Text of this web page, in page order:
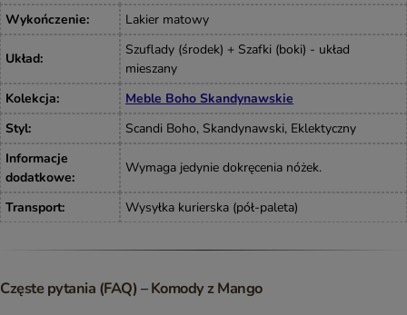
Wykończenie: Lakier matowy
Układ:
Szuflady (środek) + Szafki (boki) - układ
mieszany
Kolekcja:
Meble Boho Skandynawskie
Styl:
Scandi Boho, Skandynawski, Eklektyczny
Informacje
dodatkowe:
Wymaga jedynie dokręcenia nóżek.
Transport: Wysyłka kurierska (pół-paleta)
Częste pytania (FAQ) – Komody z Mango